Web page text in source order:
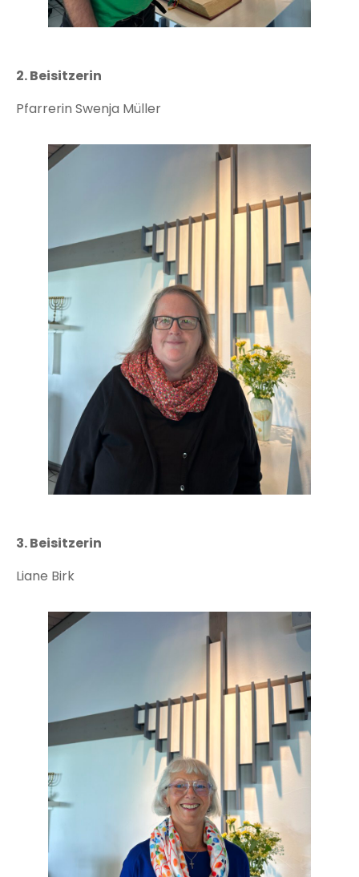
2. Beisitzerin
Pfarrerin Swenja Müller
3. Beisitzerin
Liane Birk